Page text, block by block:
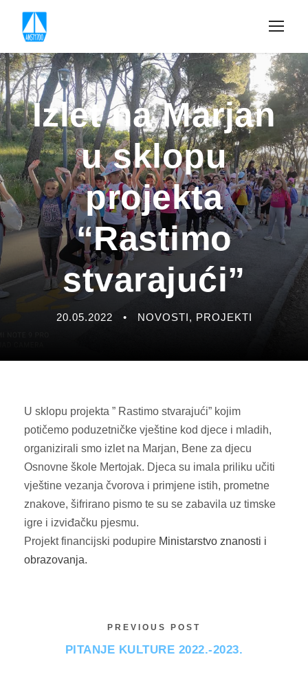
Izlet na Marjan
u sklopu
projekta
“Rastimo
stvarajući”
20.05.2022 • NOVOSTI, PROJEKTI
U sklopu projekta ” Rastimo stvarajući” kojim
potičemo poduzetničke vještine kod djece i mladih,
organizirali smo izlet na Marjan, Bene za djecu
Osnovne škole Mertojak. Djeca su imala priliku učiti
vještine vezanja čvorova i primjene istih, prometne
znakove, šifrirano pismo te su se zabavila uz timske
igre i izviđačku pjesmu.
Projekt financijski podupire Ministarstvo znanosti i
obrazovanja.
PREVIOUS POST
PITANJE KULTURE 2022.-2023.